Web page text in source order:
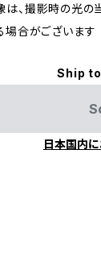
、撮影時の光の
合がございます
Ship
日本国内